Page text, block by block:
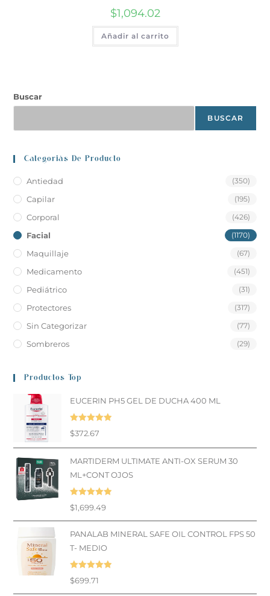
$1,094.02
Añadir al carrito
Buscar
BUSCAR
Categoriás De Producto
Antiedad (350)
Capilar (195)
Corporal (426)
Facial (1170)
Maquillaje (67)
Medicamento (451)
Pediátrico (31)
Protectores (317)
Sin Categorizar (77)
Sombreros (29)
Productos Top
EUCERIN PH5 GEL DE DUCHA 400 ML
Valorado en
$372.67
MARTIDERM ULTIMATE ANTI-OX SERUM 30
ML+CONT OJOS
Valorado en
$1,699.49
PANALAB MINERAL SAFE OIL CONTROL FPS 50
T- MEDIO
Valorado en
$699.71